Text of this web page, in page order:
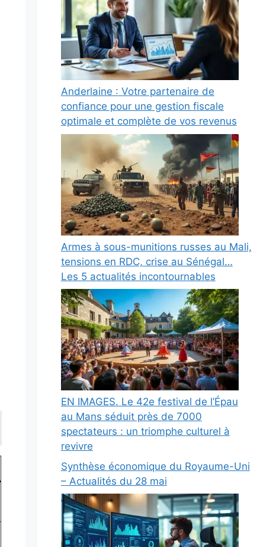
Anderlaine : Votre partenaire de
confiance pour une gestion fiscale
optimale et complète de vos revenus
Armes à sous-munitions russes au Mali,
tensions en RDC, crise au Sénégal…
Les 5 actualités incontournables
EN IMAGES. Le 42e festival de l’Épau
au Mans séduit près de 7000
spectateurs : un triomphe culturel à
revivre
Synthèse économique du Royaume-Uni
– Actualités du 28 mai